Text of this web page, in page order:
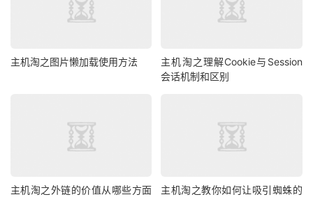
主机淘之图片懒加载使用方法
主机淘之理解Cookie与Session
会话机制和区别
主机淘之外链的价值从哪些方面
主机淘之教你如何让吸引蜘蛛的